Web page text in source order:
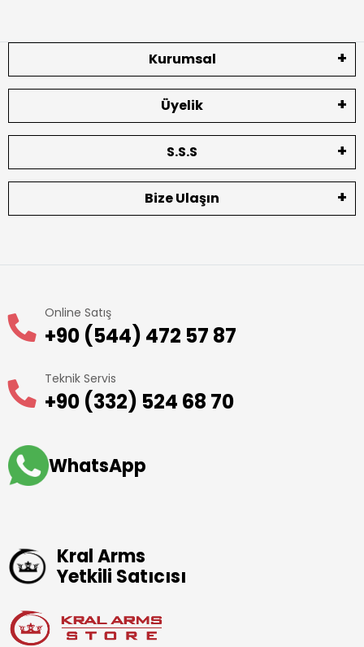
Kurumsal
Üyelik
S.S.S
Bize Ulaşın
Online Satış
+90 (544) 472 57 87
Teknik Servis
+90 (332) 524 68 70
WhatsApp
Kral Arms
Yetkili Satıcısı